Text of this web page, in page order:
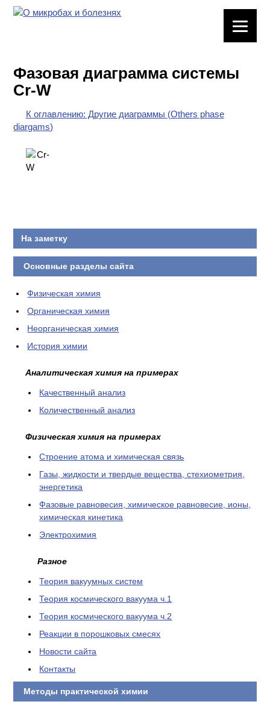
ХИМИЧЕСКАЯ
ПОСУДА
ВРЕДНЫЕ
ФАКТОРЫ
ПРОИЗВОДСТВЕ
И ХИМИЧЕСКАЯ
ТЕХНОЛОГИЯ
Фазовая диаграмма системы
Cr-W
К оглавлению: Другие диаграммы (Others phase
diargams)
На заметку
Основные разделы сайта
Физическая химия
Органическая химия
Неорганическая химия
История химии
Аналитическая химия на примерах
Качественный анализ
Количественный анализ
Физическая химия на примерах
Cтроение атома и химическая связь
Газы, жидкости и твердые вещества, стехиометрия,
энергетика
Фазовые равновесия, химическое равновесие, ионы,
химическая кинетика
Электрохимия
Разное
Теория вакуумных систем
Теория космического вакуума ч.1
Теория космического вакуума ч.2
Реакции в порошковых смесях
Новости сайта
Контакты
Методы практической химии